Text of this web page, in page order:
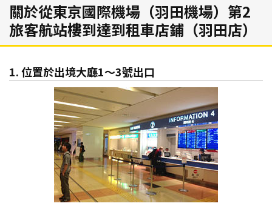
關於從東京國際機場（羽田機場）第2
旅客航站樓到達到租車店鋪（羽田店）
1. 位置於出境大廳1～3號出口